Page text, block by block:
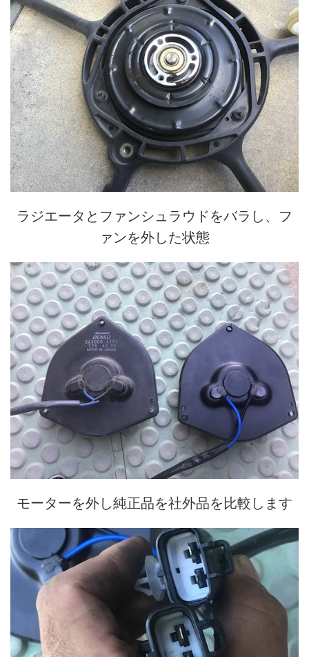
ラジエータとファンシュラウドをバラし、フ
ァンを外した状態
モーターを外し純正品を社外品を比較します